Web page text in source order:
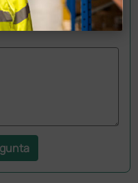
a los colegas que ya